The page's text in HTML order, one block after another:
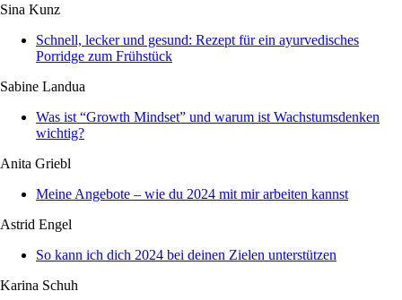
Sina Kunz
Schnell, lecker und gesund: Rezept für ein ayurvedisches
Porridge zum Frühstück
Sabine Landua
Was ist “Growth Mindset” und warum ist Wachstumsdenken
wichtig?
Anita Griebl
Meine Angebote – wie du 2024 mit mir arbeiten kannst
Astrid Engel
So kann ich dich 2024 bei deinen Zielen unterstützen
Karina Schuh